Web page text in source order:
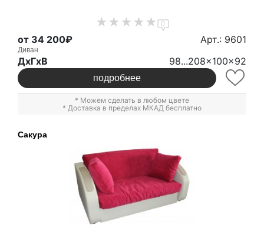
0
от 34 200₽ Арт.: 9601
Диван
ДxГxВ 98...208x100x92
подробнее
* Можем сделать в любом цвете
* Доставка в пределах МКАД бесплатно
Сакура